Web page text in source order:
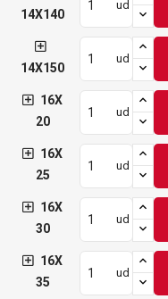
14X140
ud
14X150
ud
16X
20
ud
16X
25
ud
16X
30
ud
16X
35
ud